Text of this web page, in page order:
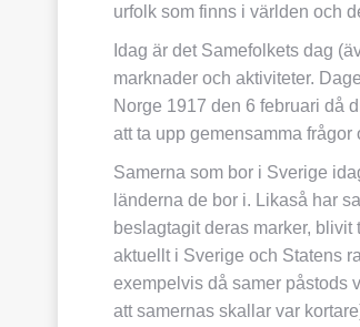
urfolk som finns i världen och
Idag är det Samefolkets dag
marknader och aktiviteter.
Norge 1917 den 6 februari då
att ta upp gemensamma
Samerna som bor i Sverige
länderna de bor i. Likaså har
beslagtagit deras marker,
aktuellt i Sverige och Statens
exempelvis då samer påstods
att samernas skallar var